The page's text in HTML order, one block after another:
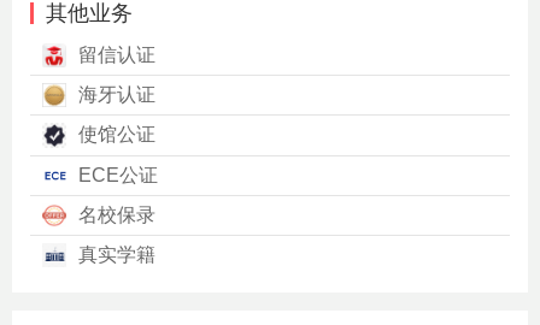
其他业务
留信认证
海牙认证
使馆公证
ECE公证
名校保录
真实学籍